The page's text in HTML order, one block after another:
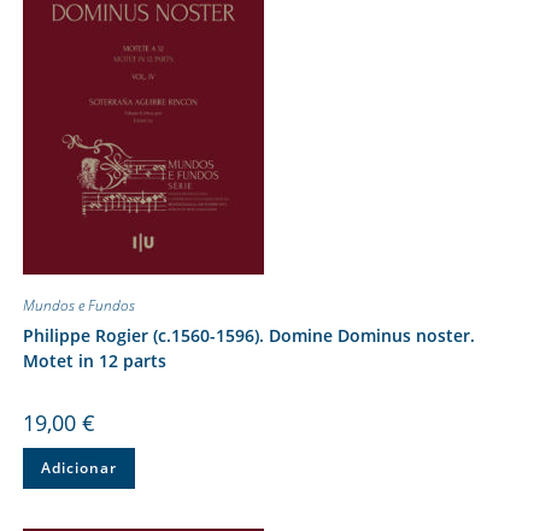
Mundos e Fundos
Philippe Rogier (c.1560-1596). Domine Dominus noster.
Motet in 12 parts
19,00 €
Adicionar